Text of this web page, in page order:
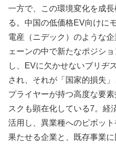
一方で、この環境変化を成
る。中国の低価格EV向けに
電産（ニデック）のような
ェーンの中で新たなポジシ
し、EVに欠かせないブリヂ
され、それが「国家的損失
プライヤーが持つ高度な要
スクも顕在化している7。経
活用し、異業種へのピボッ
果たせる企業と、既存事業